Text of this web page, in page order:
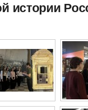
истории